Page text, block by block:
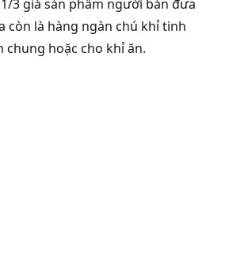
3 giá sản phẩm người bán đưa
còn là hàng ngàn chú khỉ tinh
hoặc cho khỉ ăn.